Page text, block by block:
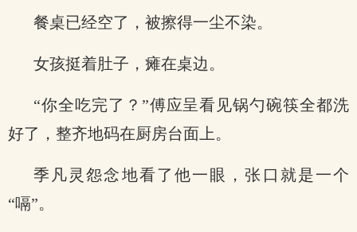
餐桌已经空了，被擦得一尘不染。
女孩挺着肚子，瘫在桌边。
“你全吃完了？”傅应呈看见锅勺碗筷全都洗
好了，整齐地码在厨房台面上。
季凡灵怨念地看了他一眼，张口就是一个
“嗝”。